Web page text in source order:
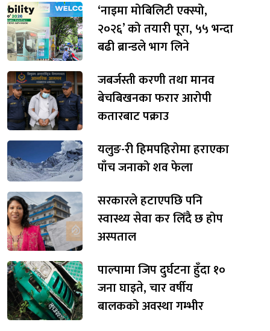
‘नाइमा मोबिलिटी एक्स्पो,
२०२६’ को तयारी पूरा, ५५ भन्दा
बढी ब्रान्डले भाग लिने
जबर्जस्ती करणी तथा मानव
बेचबिखनका फरार आरोपी
कतारबाट पक्राउ
यलुङ-री हिमपहिरोमा हराएका
पाँच जनाको शव फेला
सरकारले हटाएपछि पनि
स्वास्थ्य सेवा कर लिँदै छ होप
अस्पताल
पाल्पामा जिप दुर्घटना हुँदा १०
जना घाइते, चार वर्षीय
बालकको अवस्था गम्भीर